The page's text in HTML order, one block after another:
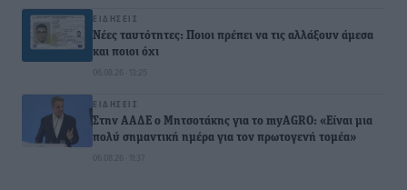
ΕΙΔΉΣΕΙΣ
Νέες ταυτότητες: Ποιοι πρέπει να τις αλλάξουν άμεσα
και ποιοι όχι
06.08.26 · 13:25
ΕΙΔΉΣΕΙΣ
Στην ΑΑΔΕ ο Μητσοτάκης για το myAGRO: «Είναι μια
πολύ σημαντική ημέρα για τον πρωτογενή τομέα»
06.08.26 · 11:37